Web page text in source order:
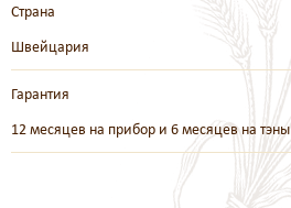
Страна
Швейцария
Гарантия
12 месяцев на прибор и 6 месяцев на тэны